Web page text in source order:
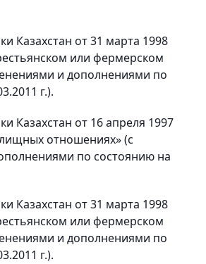
Казахстан от 31 марта 1998
или фермерском
и дополнениями по
г.).
Казахстан от 16 апреля 1997
отношениях» (с
по состоянию на
Казахстан от 31 марта 1998
или фермерском
и дополнениями по
г.).